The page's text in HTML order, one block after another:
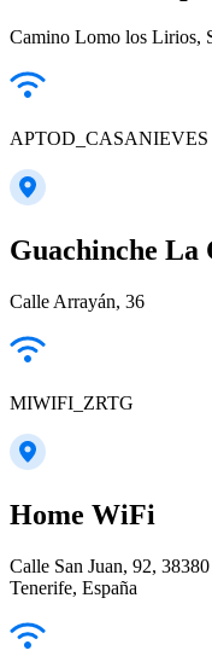
Camino Lomo los Lirios,
APTOD_CASANIEVES
Guachinche La
Calle Arrayán, 36
MIWIFI_ZRTG
Home WiFi
Calle San Juan, 92,
Tenerife, España